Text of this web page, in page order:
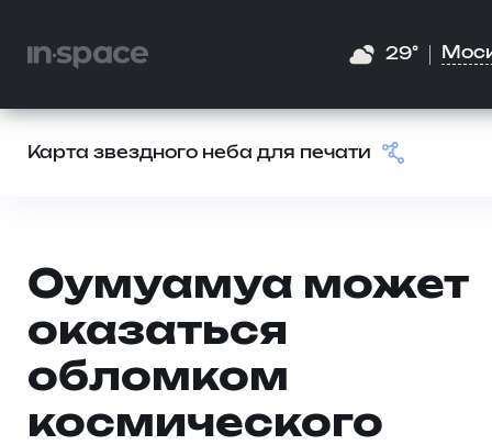
29°
Карта звездного неба для печати
Оумуамуа может
оказаться
обломком
космического